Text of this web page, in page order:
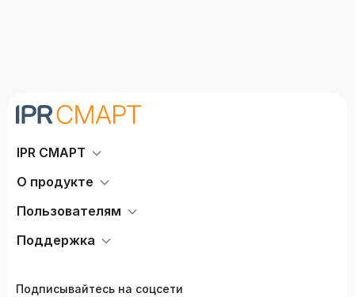
IPR СМАРТ
О продукте
Пользователям
Поддержка
Подписывайтесь на соцсети